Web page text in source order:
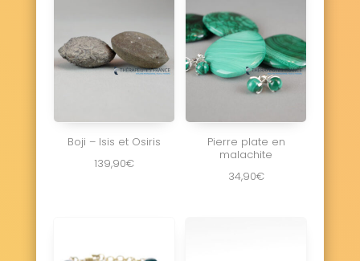
Boji – Isis et Osiris
139,90€
Pierre plate en
malachite
34,90€